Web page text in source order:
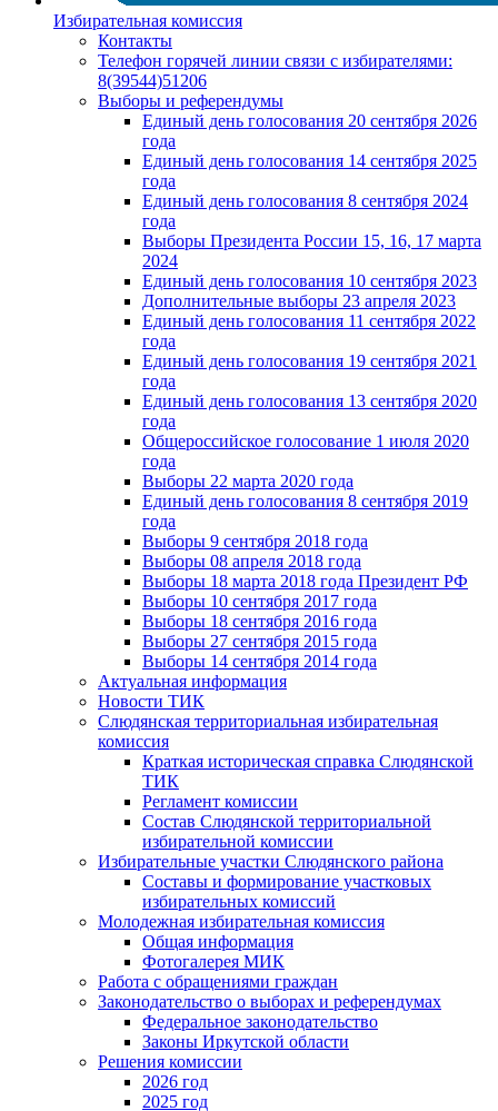
Избирательная комиссия
Контакты
Телефон горячей линии связи с избирателями:
8(39544)51206
Выборы и референдумы
Единый день голосования 20 сентября 2026
года
Единый день голосования 14 сентября 2025
года
Единый день голосования 8 сентября 2024
года
Выборы Президента России 15, 16, 17 марта
2024
Единый день голосования 10 сентября 2023
Дополнительные выборы 23 апреля 2023
Единый день голосования 11 сентября 2022
года
Единый день голосования 19 сентября 2021
года
Единый день голосования 13 сентября 2020
года
Общероссийское голосование 1 июля 2020
года
Выборы 22 марта 2020 года
Единый день голосования 8 сентября 2019
года
Выборы 9 сентября 2018 года
Выборы 08 апреля 2018 года
Выборы 18 марта 2018 года Президент РФ
Выборы 10 сентября 2017 года
Выборы 18 сентября 2016 года
Выборы 27 сентября 2015 года
Выборы 14 сентября 2014 года
Актуальная информация
Новости ТИК
Слюдянская территориальная избирательная
комиссия
Краткая историческая справка Слюдянской
ТИК
Регламент комиссии
Состав Слюдянской территориальной
избирательной комиссии
Избирательные участки Слюдянского района
Составы и формирование участковых
избирательных комиссий
Молодежная избирательная комиссия
Общая информация
Фотогалерея МИК
Работа с обращениями граждан
Законодательство о выборах и референдумах
Федеральное законодательство
Законы Иркутской области
Решения комиссии
2026 год
2025 год